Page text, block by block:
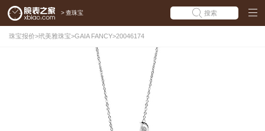
> 查珠宝 搜索
珠宝报价>玳美雅珠宝>GAIA FANCY>20046174